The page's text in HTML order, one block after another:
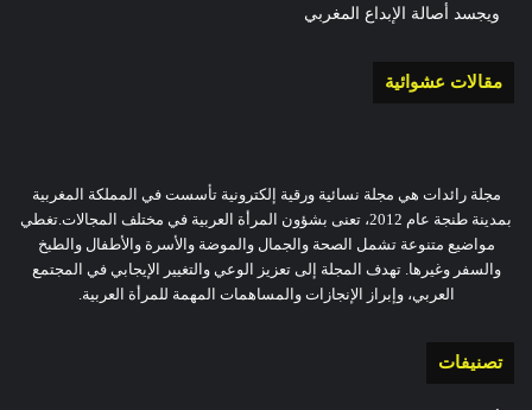
ويجسد أصالة الإبداع المغربي
مقالات عشوائية
مجلة رائدات هي مجلة نسائية ورقية إلكترونية تأسست في المملكة المغربية
بمدينة طنجة عام 2012، تعنى بشؤون المرأة العربية في مختلف المجالات.تغطي
مواضيع متنوعة تشمل الصحة والجمال والموضة والأسرة والأطفال والطبخ
والسفر وغيرها. تهدف المجلة إلى تعزيز الوعي والتغيير الإيجابي في المجتمع
العربي، وإبراز الإنجازات والمساهمات المهمة للمرأة العربية.
تصنيفات